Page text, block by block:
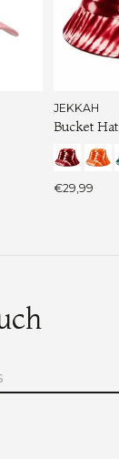
JEKKAH
Bucket Hat
€29,99